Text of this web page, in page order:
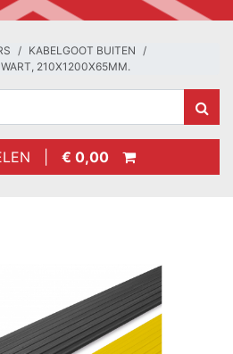
KABELGOOT BUITEN
210X1200X65MM.
| € 0,00